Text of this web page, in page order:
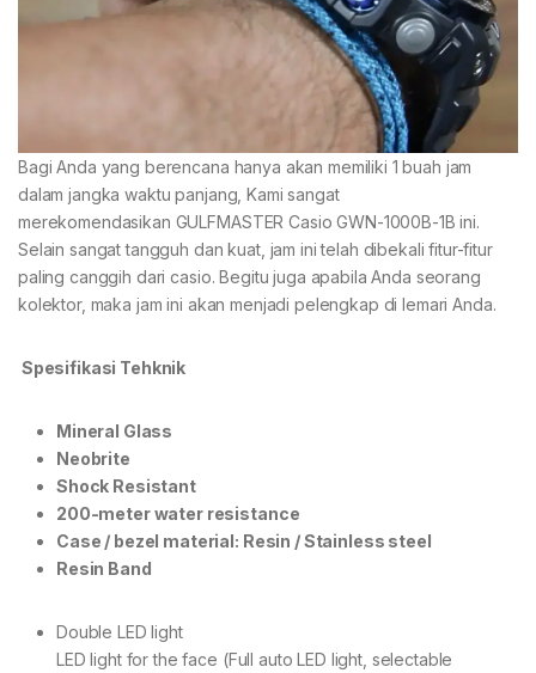
Bagi Anda yang berencana hanya akan memiliki 1 buah jam
dalam jangka waktu panjang, Kami sangat
merekomendasikan GULFMASTER Casio GWN-1000B-1B ini.
Selain sangat tangguh dan kuat, jam ini telah dibekali fitur-fitur
paling canggih dari casio. Begitu juga apabila Anda seorang
kolektor, maka jam ini akan menjadi pelengkap di lemari Anda.
Spesifikasi Tehknik
Mineral Glass
Neobrite
Shock Resistant
200-meter water resistance
Case / bezel material: Resin / Stainless steel
Resin Band
Double LED light
LED light for the face (Full auto LED light, selectable